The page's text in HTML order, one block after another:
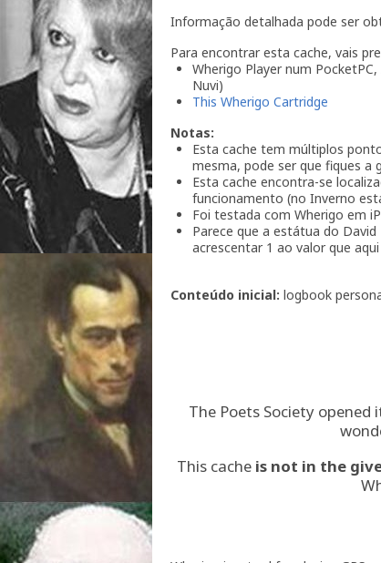
Informação detalhada pode ser
Para encontrar esta cache, vais
Wherigo Player num
Nuvi)
This Wherigo Cartridge
Notas:
Esta cache tem múltiplos
mesma, pode ser que fiques a
Esta cache encontra-se
funcionamento (no Inverno
Foi testada com Wherigo em
Parece que a estátua do
acrescentar 1 ao valor que
Conteúdo inicial: logbook
The Poets Society
This cache is not in the